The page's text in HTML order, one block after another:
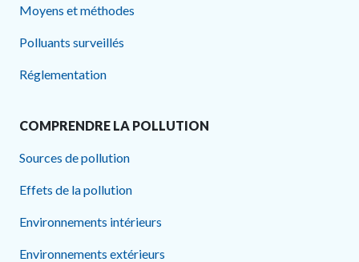
Moyens et méthodes
Polluants surveillés
Réglementation
COMPRENDRE LA POLLUTION
Sources de pollution
Effets de la pollution
Environnements intérieurs
Environnements extérieurs